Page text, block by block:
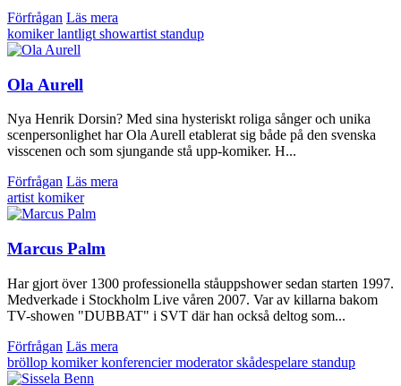
Förfrågan Läs mera
komikerlantligt showartist standup
Ola Aurell
Nya Henrik Dorsin? Med sina hysteriskt roliga sånger och unika
scenpersonlighet har Ola Aurell etablerat sig både på den svenska
visscenen och som sjungande stå upp-komiker. H...
Förfrågan Läs mera
artist komiker
Marcus Palm
Har gjort över 1300 professionella ståuppshower sedan starten 1997.
Medverkade i Stockholm Live våren 2007. Var av killarna bakom
TV-showen "DUBBAT" i SVT där han också deltog som...
Förfrågan Läs mera
bröllop komikerkonferenciermoderatorskådespelare standup